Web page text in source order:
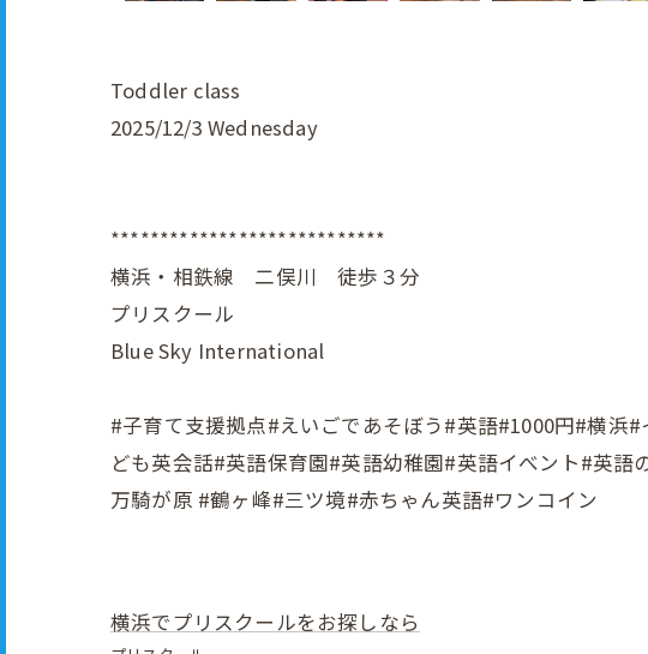
Toddler class
2025/12/3 Wednesday
****************************
横浜・相鉄線 二俣川 徒歩３分
プリスクール
Blue Sky International
#子育て支援拠点#えいごであそぼう#英語#1000円#横
ども英会話#英語保育園#英語幼稚園#英語イべント#英
万騎が原 #鶴ヶ峰#三ツ境#赤ちゃん英語#ワンコイン
横浜でプリスクールをお探しなら